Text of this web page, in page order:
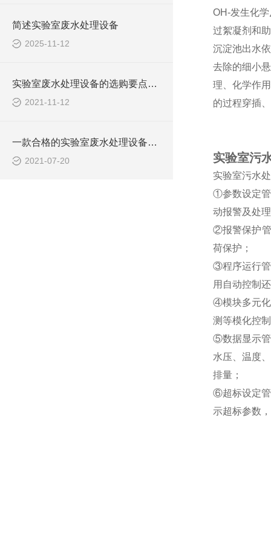
简述实验室废水处理设备
2025-11-12
实验室废水处理设备的选购要点，你知道多少？
2021-11-12
一款合格的实验室废水处理设备有哪些性能要求和组成结构？
2021-07-20
OH-发生化
过絮凝剂和
沉淀池出水
去除的细小
理、化学作
的过程穿插
实验室污
实验室污水
①参数设定管
动报警及处
②报警保护管
荷保护；
③程序运行管
用自动控制
④模块多元化
测等模化控
⑤数据显示管
水压、温度
排量；
⑥超标设定管
示超标参数